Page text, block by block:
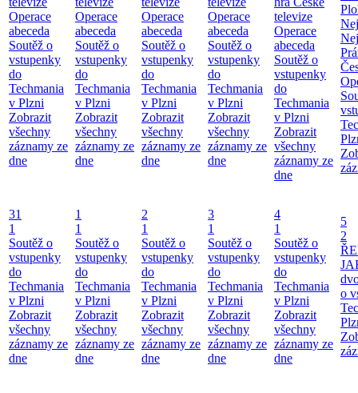
Operace
abeceda
Soutěž o
vstupenky
do
Techmania
v Plzni
Zobrazit
všechny
záznamy ze
dne
Operace
abeceda
Soutěž o
vstupenky
do
Techmania
v Plzni
Zobrazit
všechny
záznamy ze
dne
Operace
abeceda
Soutěž o
vstupenky
do
Techmania
v Plzni
Zobrazit
všechny
záznamy ze
dne
Operace
abeceda
Soutěž o
vstupenky
do
Techmania
v Plzni
Zobrazit
všechny
záznamy ze
dne
televize
Operace
abeceda
Soutěž o
vstupenky
do
Techmania
v Plzni
Zobrazit
všechny
záznamy ze
dne
31
1
Soutěž o
vstupenky
do
Techmania
v Plzni
Zobrazit
všechny
záznamy ze
dne
1
1
Soutěž o
vstupenky
do
Techmania
v Plzni
Zobrazit
všechny
záznamy ze
dne
2
1
Soutěž o
vstupenky
do
Techmania
v Plzni
Zobrazit
všechny
záznamy ze
dne
3
1
Soutěž o
vstupenky
do
Techmania
v Plzni
Zobrazit
všechny
záznamy ze
dne
4
1
Soutěž o
vstupenky
do
Techmania
v Plzni
Zobrazit
všechny
záznamy ze
dne
5
2
o